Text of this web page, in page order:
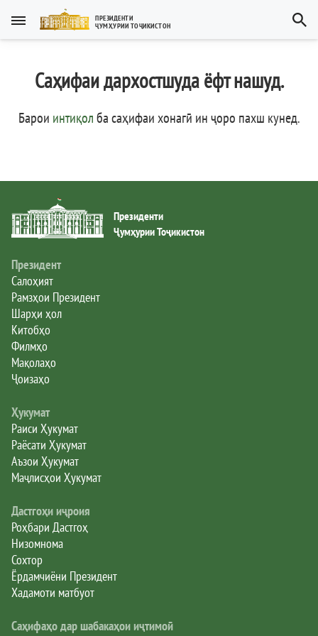
ПРЕЗИДЕНТИ
ҶУМҲУРИИ ТОҶИКИСТОН
Тоҷикӣ
Тоҷикӣ
English
العربية
Тоҷикистон
Рамзҳои давлатӣ
Президент
Ҳукумат
Дастгоҳи иҷроия
Нома ба Президент
Саҳифаи дархостшуда ёфт нашуд.
Барои интиқолба саҳифаи хонагӣ ин ҷоро пахш кунед.
Президенти
Ҷумҳурии Тоҷикистон
Президент
Салоҳият
Рамзҳои Президент
Шарҳи ҳол
Китобҳо
Филмҳо
Мақолаҳо
Ҷоизаҳо
Ҳукумат
Раиси Ҳукумат
Раёсати Ҳукумат
Аъзои Ҳукумат
Маҷлисҳои Ҳукумат
Дастгоҳи иҷроия
Роҳбари Дастгоҳ
Низомнома
Сохтор
Ёрдамчиёни Президент
Хадамоти матбуот
Саҳифаҳо дар шабакаҳои иҷтимоӣ